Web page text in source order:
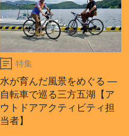
特集
水が育んだ風景をめぐる ―
自転車で巡る三方五湖【ア
ウトドアアクティビティ担
当者】